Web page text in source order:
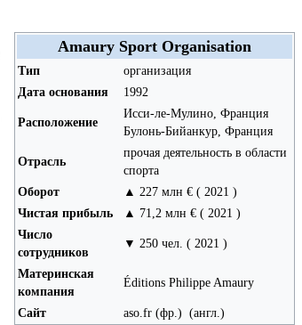
Amaury Sport Organisation
Тип
организация
Дата основания
1992
Расположение
Исси-ле-Мулино, Франция
Булонь-Бийанкур, Франция
Отрасль
прочая деятельность в области
спорта
Оборот
▲ 227 млн € ( 2021 )
Чистая прибыль
▲ 71,2 млн € ( 2021 )
Число
сотрудников
▼ 250 чел. ( 2021 )
Материнская
компания
Éditions Philippe Amaury
Сайт aso.fr (фр.) ​ (англ.)